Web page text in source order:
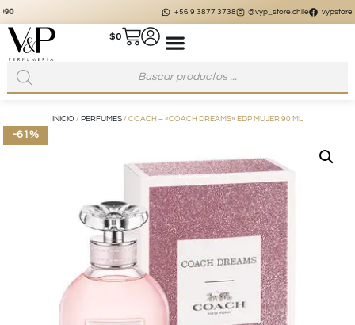
@vyp_store.chile vypstore.cl
$0
INICIO / PERFUMES / COACH – «COACH DREAMS» EDP MUJER 90 ML
-61%